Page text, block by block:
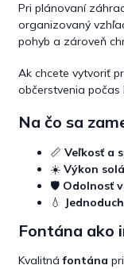
Pri plánovaní
organizovaný
pohyb a zároveň
Ak chcete vytvoriť
občerstvenia
Na čo sa
📏 Veľkosť a
☀️ Výkon
🛡️ Odolnosť
💧
Fontána ako
Kvalitnáfontána